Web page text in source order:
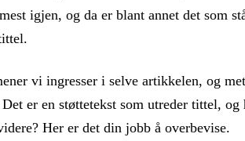
igjen, og da er blant annet det som
vi ingresser i selve artikkelen, og
er en støttetekst som utreder tittel,
Her er det din jobb å overbevise.